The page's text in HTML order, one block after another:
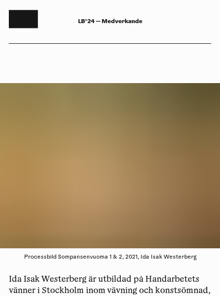
LB°24 — Medverkande
Processbild Sompansenvuoma 1 & 2, 2021, Ida Isak Westerberg
Ida Isak Westerberg är utbildad på Handarbetets
vänner i Stockholm inom vävning och konstsömnad,